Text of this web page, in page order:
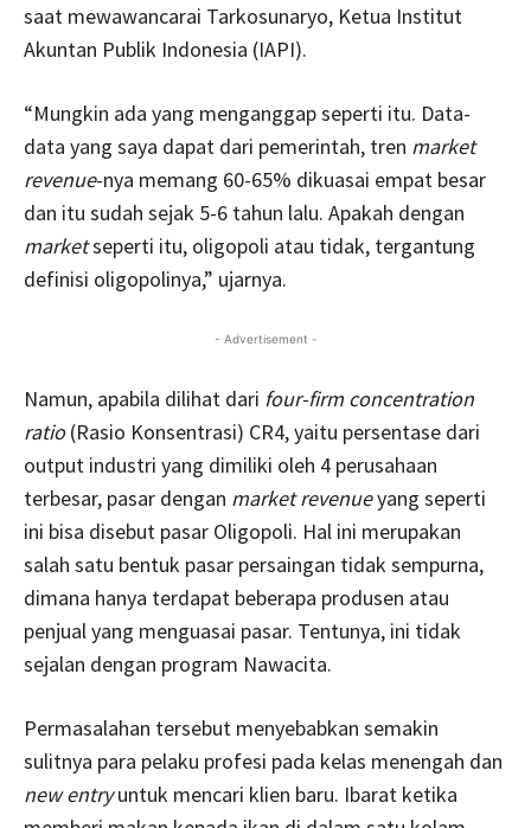
saat mewawancarai Tarkosunaryo, Ketua Institut
Akuntan Publik Indonesia (IAPI).
“Mungkin ada yang menganggap seperti itu. Data-
data yang saya dapat dari pemerintah, tren market
revenue-nya memang 60-65% dikuasai empat besar
dan itu sudah sejak 5-6 tahun lalu. Apakah dengan
marketseperti itu, oligopoli atau tidak, tergantung
definisi oligopolinya,” ujarnya.
- Advertisement -
Namun, apabila dilihat dari four-firm concentration
ratio(Rasio Konsentrasi) CR4, yaitu persentase dari
output industri yang dimiliki oleh 4 perusahaan
terbesar, pasar dengan market revenueyang seperti
ini bisa disebut pasar Oligopoli. Hal ini merupakan
salah satu bentuk pasar persaingan tidak sempurna,
dimana hanya terdapat beberapa produsen atau
penjual yang menguasai pasar. Tentunya, ini tidak
sejalan dengan program Nawacita.
Permasalahan tersebut menyebabkan semakin
sulitnya para pelaku profesi pada kelas menengah dan
new entryuntuk mencari klien baru. Ibarat ketika